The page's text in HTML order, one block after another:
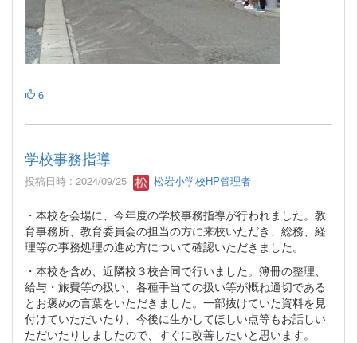
6
学校事務指導
投稿日時 : 2024/09/25 松岩小学校HP管理者
・本校を会場に、今年度の学校事務指導が行われました。教
育事務所、教育委員会の担当の方に来校いただき、総務、経
理等の事務処理の進め方について確認いただきました。
・本校を含め、近隣校３校合同で行いました。簿冊の整理、
給与・旅費等の扱い、各種手当ての扱い等が概ね適切である
とお褒めの言葉をいただきました。一部抜けていた資料を見
付けていただいたり、今後に生かしてほしい点等もお話しい
ただいたりしましたので、すぐに改善したいと思います。